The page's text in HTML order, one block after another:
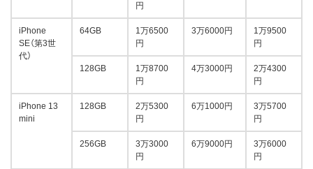
円
iPhone
SE（第3世
代）
64GB
1万6500
円
3万6000円
1万9500
円
128GB
1万8700
円
4万3000円
2万4300
円
iPhone 13
mini
128GB
2万5300
円
6万1000円
3万5700
円
256GB
3万3000
円
6万9000円
3万6000
円